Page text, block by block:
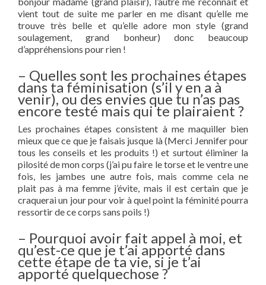
vient tout de suite me parler en me disant qu’elle me
trouve très belle et qu’elle adore mon style (grand
soulagement, grand bonheur) donc beaucoup
d’appréhensions pour rien !
– Quelles sont les prochaines étapes
dans ta féminisation (s’il y en a à
venir), ou des envies que tu n’as pas
encore testé mais qui te plairaient ?
Les prochaines étapes consistent à me maquiller bien
mieux que ce que je faisais jusque là (Merci Jennifer pour
tous les conseils et les produits !) et surtout éliminer la
pilosité de mon corps (j’ai pu faire le torse et le ventre une
fois, les jambes une autre fois, mais comme cela ne
plait pas à ma femme j’évite, mais il est certain que je
craquerai un jour pour voir à quel point la féminité pourra
ressortir de ce corps sans poils !)
– Pourquoi avoir fait appel à moi, et
qu’est-ce que je t’ai apporté dans
cette étape de ta vie, si je t’ai
apporté quelquechose ?